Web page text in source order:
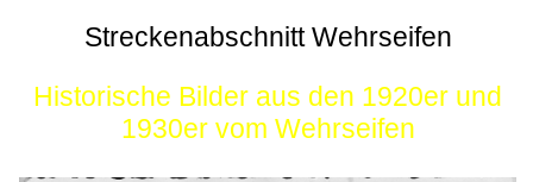
Streckenabschnitt Wehrseifen
Historische Bilder aus den 1920er und
1930er vom Wehrseifen